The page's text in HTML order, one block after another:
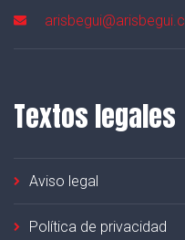
Textos legales
Aviso legal
Política de privacidad